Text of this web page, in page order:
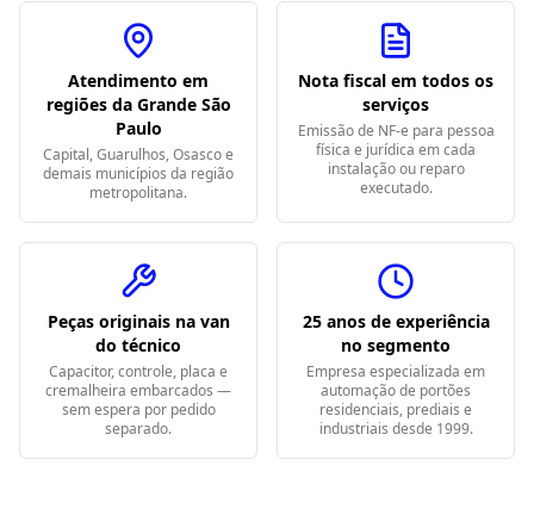
Atendimento em
regiões da Grande São
Paulo
Capital, Guarulhos, Osasco e
demais municípios da região
metropolitana.
Nota fiscal em todos os
serviços
Emissão de NF-e para pessoa
física e jurídica em cada
instalação ou reparo
executado.
Peças originais na van
do técnico
Capacitor, controle, placa e
cremalheira embarcados —
sem espera por pedido
separado.
25 anos de experiência
no segmento
Empresa especializada em
automação de portões
residenciais, prediais e
industriais desde 1999.